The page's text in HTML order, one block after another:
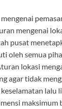
mengenai
pusat
oleh semua
lokasi
agar tidak
lalu